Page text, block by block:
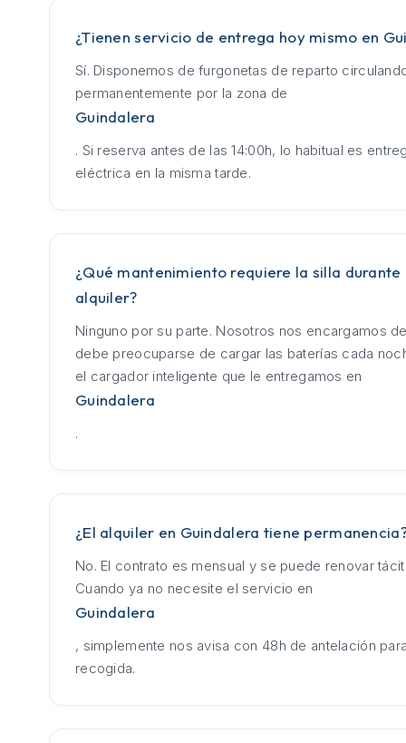
¿Tienen servicio de entrega hoy mismo en
Sí. Disponemos de furgonetas de reparto
permanentemente por la zona de
Guindalera
. Si reserva antes de las 14:00h, lo habitual es
eléctrica en la misma tarde.
¿Qué mantenimiento requiere la silla durante
alquiler?
Ninguno por su parte. Nosotros nos encargamos
debe preocuparse de cargar las baterías cada
el cargador inteligente que le entregamos en
Guindalera
.
¿El alquiler en Guindalera tiene
No. El contrato es mensual y se puede renovar
Cuando ya no necesite el servicio en
Guindalera
, simplemente nos avisa con 48h de antelación
recogida.